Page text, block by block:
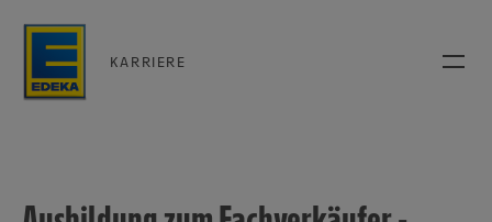
KARRIERE